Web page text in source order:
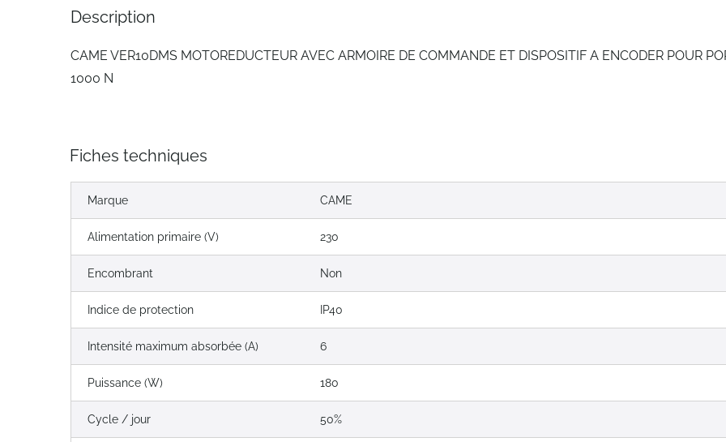
Description
CAME VER10DMS MOTOREDUCTEUR AVEC ARMOIRE DE COMMANDE ET DISPOSITIF A ENCODER POUR
1000 N
Fiches techniques
Marque CAME
Alimentation primaire (V) 230
Encombrant Non
Indice de protection IP40
Intensité maximum absorbée (A) 6
Puissance (W) 180
Cycle / jour 50%